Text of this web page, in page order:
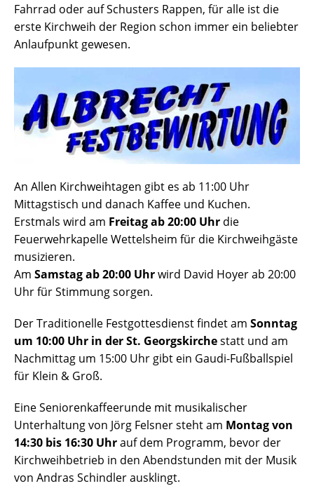
Fahrrad oder auf Schusters Rappen, für alle ist die
erste Kirchweih der Region schon immer ein beliebter
Anlaufpunkt gewesen.
An Allen Kirchweihtagen gibt es ab 11:00 Uhr
Mittagstisch und danach Kaffee und Kuchen.
Erstmals wird am Freitagab 20:00 Uhr die
Feuerwehrkapelle Wettelsheim für die Kirchweihgäste
musizieren.
Am Samstag ab 20:00 Uhrwird David Hoyer ab 20:00
Uhr für Stimmung sorgen.
Der Traditionelle Festgottesdienst findet am Sonntag
um 10:00 Uhr in der St. Georgskirchestatt und am
Nachmittag um 15:00 Uhr gibt ein Gaudi-Fußballspiel
für Klein & Groß.
Eine Seniorenkaffeerunde mit musikalischer
Unterhaltung von Jörg Felsner steht am Montag von
14:30 bis 16:30 Uhrauf dem Programm, bevor der
Kirchweihbetrieb in den Abendstunden mit der Musik
von Andras Schindler ausklingt.